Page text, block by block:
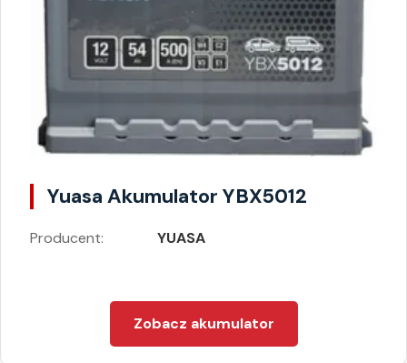
Yuasa Akumulator YBX5012
Producent: YUASA
Zobacz akumulator